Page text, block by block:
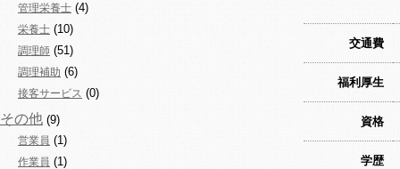
管理栄養士 (4)
栄養士 (10)
調理師 (51)
調理補助 (6)
接客サービス (0)
その他 (9)
営業員 (1)
作業員 (1)
交通費
福利厚生
資格
学歴